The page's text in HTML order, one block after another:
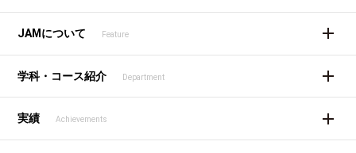
JAMについて Feature
学科・コース紹介 Department
実績 Achievements